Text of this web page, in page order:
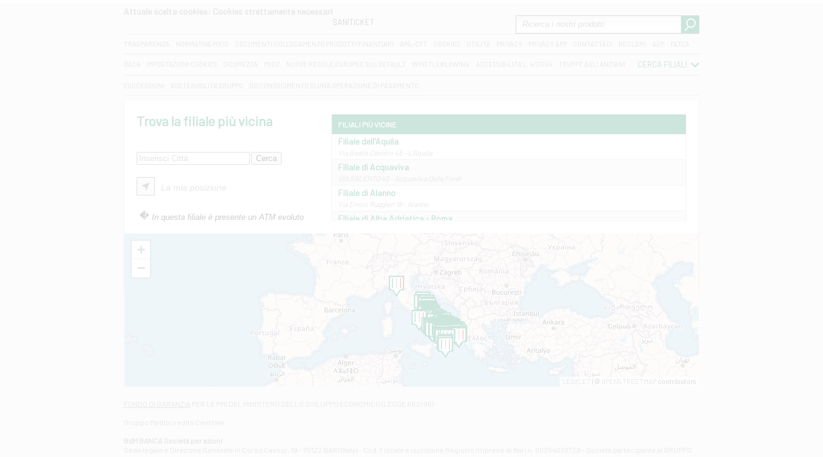
SANITICKET
CERCA FILIALI
Trova la filiale più vicina
La mia posizione
In questa filiale è presente un ATM evoluto
+
−
| © contributors
FILIALI PIÙ VICINE
Filiale dell'Aquila
Filiale di Acquaviva
Filiale di Alanno
Filiale di Alba Adriatica - Roma
Filiale di Altamura
VIA VITTORIO VENETO 79/81 A - Altamura
Filiale di Andretta
C.SO VITTORIO VENETO 8 - Andretta
Filiale di Andria 1 - Crispi
VIALE CRISPI 50/A - Andria
Viale San Francesco 6/b - Arsita
Filiale di Ascoli Piceno
Via Napoli - Ascoli Piceno